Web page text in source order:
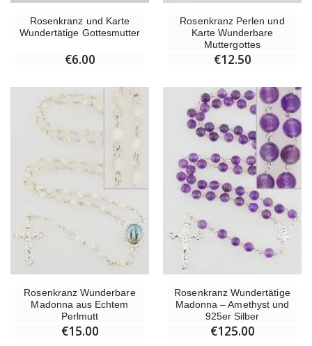
Rosenkranz und Karte
Wundertätige Gottesmutter
€6.00
Rosenkranz Perlen und
Karte Wunderbare
Muttergottes
€12.50
Rosenkranz Wunderbare
Madonna aus Echtem
Perlmutt
€15.00
Rosenkranz Wundertätige
Madonna – Amethyst und
925er Silber
€125.00